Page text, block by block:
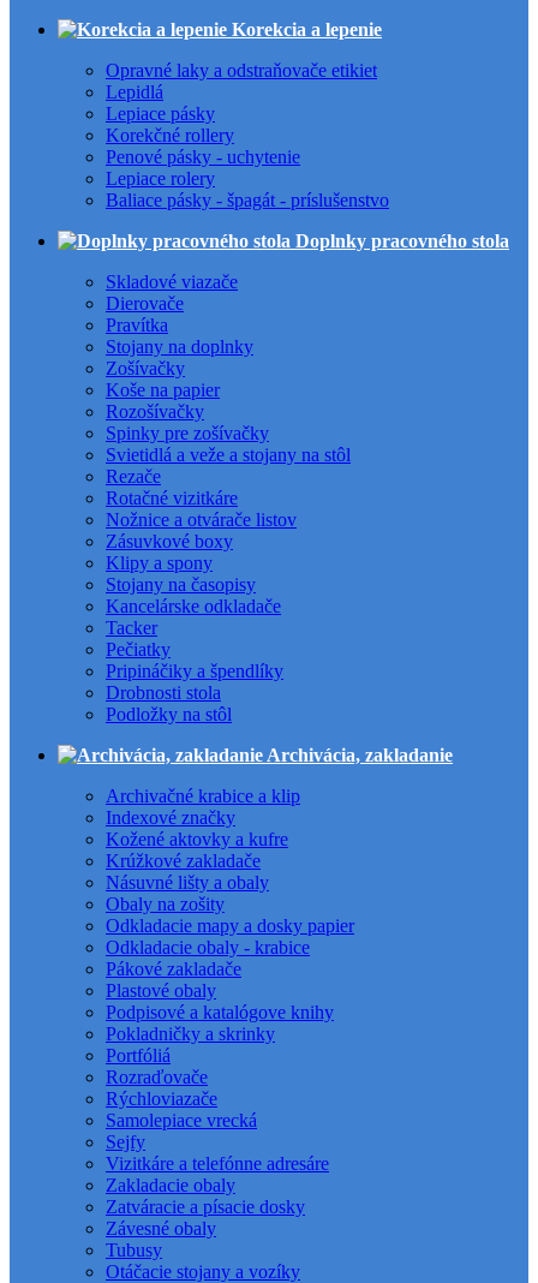
Korekcia a lepenie
Opravné laky a odstraňovače etikiet
Lepidlá
Lepiace pásky
Korekčné rollery
Penové pásky - uchytenie
Lepiace rolery
Baliace pásky - špagát - príslušenstvo
Doplnky pracovného stola
Skladové viazače
Dierovače
Pravítka
Stojany na doplnky
Zošívačky
Koše na papier
Rozošívačky
Spinky pre zošívačky
Svietidlá a veže a stojany na stôl
Rezače
Rotačné vizitkáre
Nožnice a otvárače listov
Zásuvkové boxy
Klipy a spony
Stojany na časopisy
Kancelárske odkladače
Tacker
Pečiatky
Pripináčiky a špendlíky
Drobnosti stola
Podložky na stôl
Archivácia, zakladanie
Archivačné krabice a klip
Indexové značky
Kožené aktovky a kufre
Krúžkové zakladače
Násuvné lišty a obaly
Obaly na zošity
Odkladacie mapy a dosky papier
Odkladacie obaly - krabice
Pákové zakladače
Plastové obaly
Podpisové a katalógove knihy
Pokladničky a skrinky
Portfóliá
Rozraďovače
Rýchloviazače
Samolepiace vrecká
Sejfy
Vizitkáre a telefónne adresáre
Zakladacie obaly
Zatváracie a písacie dosky
Závesné obaly
Tubusy
Otáčacie stojany a vozíky